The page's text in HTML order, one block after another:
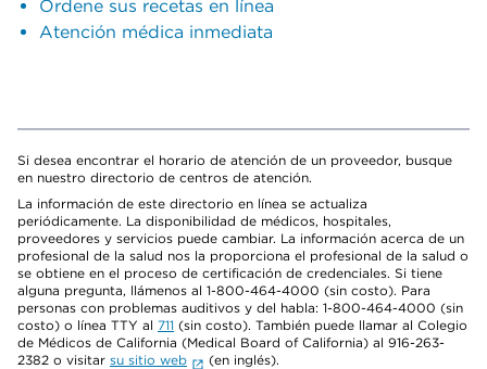
Ordene sus recetas en línea
Atención médica inmediata
Si desea encontrar el horario de atención de un proveedor, busque
en nuestro directorio de centros de atención.
La información de este directorio en línea se actualiza
periódicamente. La disponibilidad de médicos, hospitales,
proveedores y servicios puede cambiar. La información acerca de un
profesional de la salud nos la proporciona el profesional de la salud o
se obtiene en el proceso de certificación de credenciales. Si tiene
alguna pregunta, llámenos al 1-800-464-4000 (sin costo). Para
personas con problemas auditivos y del habla: 1-800-464-4000 (sin
costo) o línea TTY al 711 (sin costo). También puede llamar al Colegio
de Médicos de California (Medical Board of California) al 916-263-
2382 o visitar su sitio web
(en inglés).